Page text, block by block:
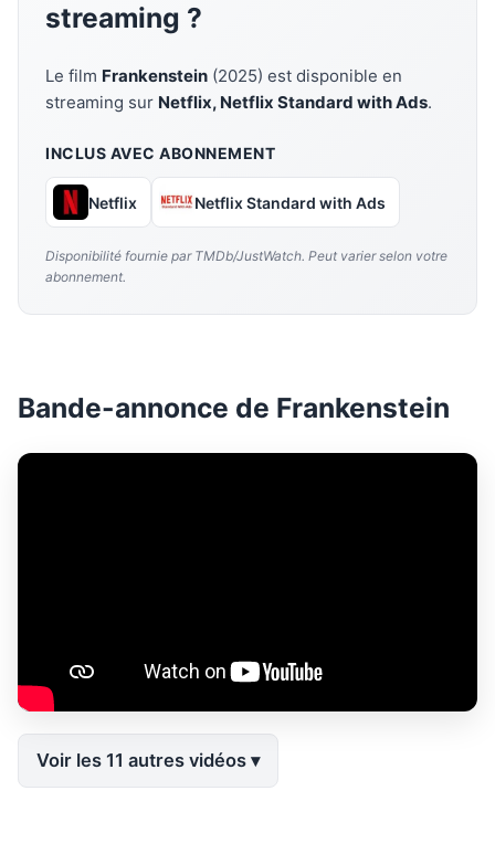
streaming ?
Le film Frankenstein (2025) est disponible en
streaming sur Netflix, Netflix Standard with Ads.
INCLUS AVEC ABONNEMENT
Netflix Netflix Standard with Ads
Disponibilité fournie par TMDb/JustWatch. Peut varier selon votre
abonnement.
Bande-annonce de Frankenstein
Voir les 11 autres vidéos